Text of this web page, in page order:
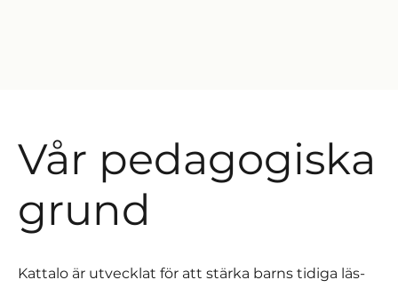
Vår pedagogiska
grund
Kattalo är utvecklat för att stärka barns tidiga läs-